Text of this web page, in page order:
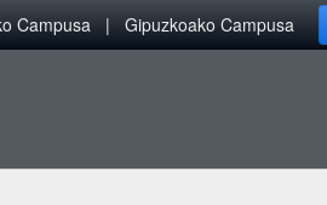
Campusa Gipuzkoako Campusa